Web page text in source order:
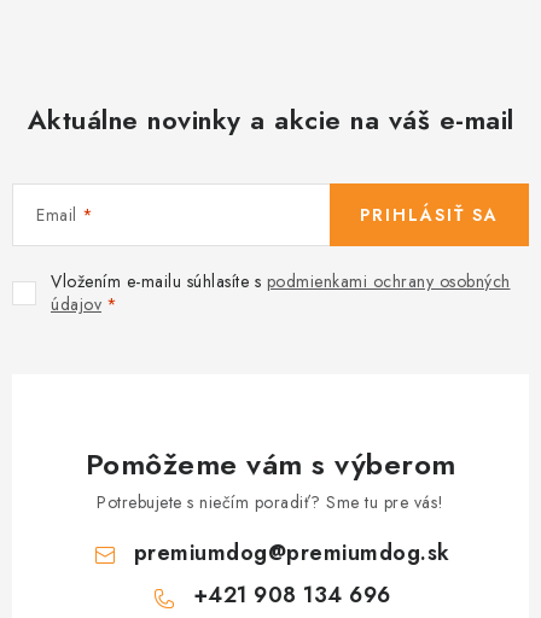
Aktuálne novinky a akcie na váš e-mail
Email
Vložením e-mailu súhlasíte s podmienkami ochrany osobných
údajov
PRIHLÁSIŤ SA
Pomôžeme vám s výberom
Potrebujete s niečím poradiť? Sme tu pre vás!
premiumdog@premiumdog.sk
+421 908 134 696